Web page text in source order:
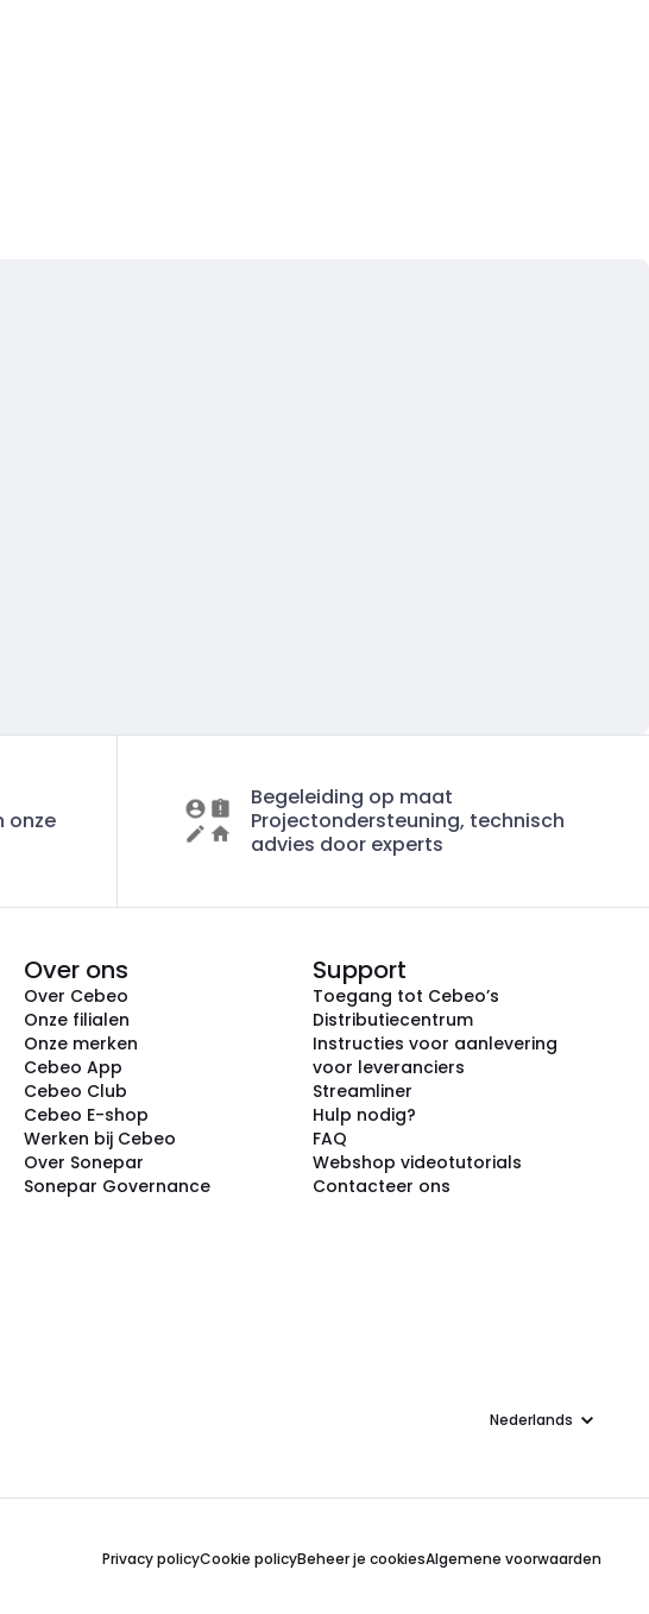
onze
Begeleiding op maat
Projectondersteuning, technisch
advies door experts
Over ons
Over Cebeo
Onze filialen
Onze merken
Cebeo App
Cebeo Club
Cebeo E-shop
Werken bij Cebeo
Over Sonepar
Sonepar Governance
Support
Toegang tot Cebeo’s
Distributiecentrum
Instructies voor aanlevering
voor leveranciers
Streamliner
Hulp nodig?
FAQ
Webshop videotutorials
Contacteer ons
Taal
Privacy policyCookie policyBeheer je cookiesAlgemene voorwaarden